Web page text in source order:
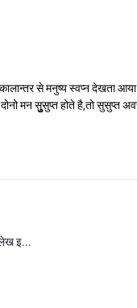
कालान्तर से मनुष्य स्वप्न देखता
मन सुुुुसुप्त होते है,तो सुसुप्त
इ...